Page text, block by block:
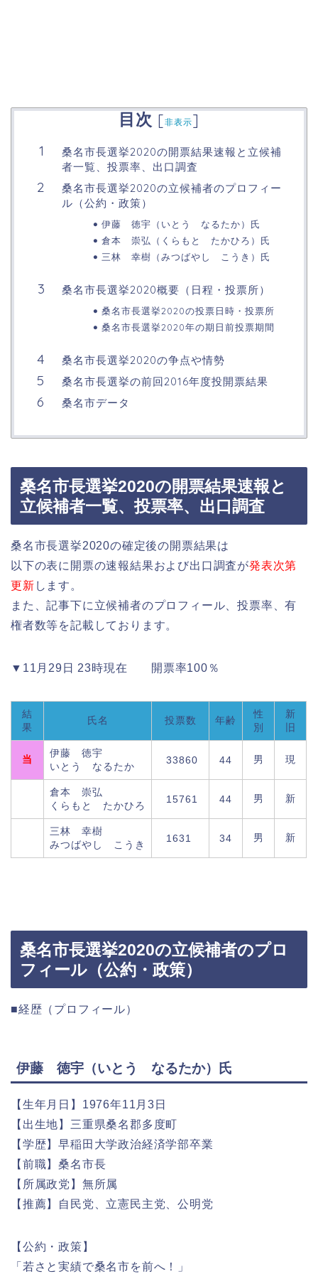
目次 [非表示]
桑名市長選挙2020の開票結果速報と立候補
者一覧、投票率、出口調査
桑名市長選挙2020の立候補者のプロフィー
ル（公約・政策）
伊藤 徳宇（いとう なるたか）氏
倉本 崇弘（くらもと たかひろ）氏
三林 幸樹（みつばやし こうき）氏
桑名市長選挙2020概要（日程・投票所）
桑名市長選挙2020の投票日時・投票所
桑名市長選挙2020年の期日前投票期間
桑名市長選挙2020の争点や情勢
桑名市長選挙の前回2016年度投開票結果
桑名市データ
桑名市長選挙2020の開票結果速報と
立候補者一覧、投票率、出口調査
桑名市長選挙2020の確定後の開票結果は
以下の表に開票の速報結果および出口調査が発表次第
更新 します。
また、記事下に立候補者のプロフィール、投票率、有
権者数等を記載しております。
▼11月29日 23時現在 開票率100％
結
果
氏名 投票数 年齢
性
別
新
旧
当
伊藤 徳宇
いとう なるたか
33860 44 男 現
倉本 崇弘
くらもと たかひろ
15761 44 男 新
三林 幸樹
みつばやし こうき
1631 34 男 新
桑名市長選挙2020の立候補者のプロ
フィール（公約・政策）
■経歴（プロフィール）
伊藤 徳宇（いとう なるたか）氏
【生年月日】1976年11月3日
【出生地】三重県桑名郡多度町
【学歴】早稲田大学政治経済学部卒業
【前職】桑名市長
【所属政党】無所属
【推薦】自民党、立憲民主党、公明党
【公約・政策】
「若さと実績で桑名市を前へ！」